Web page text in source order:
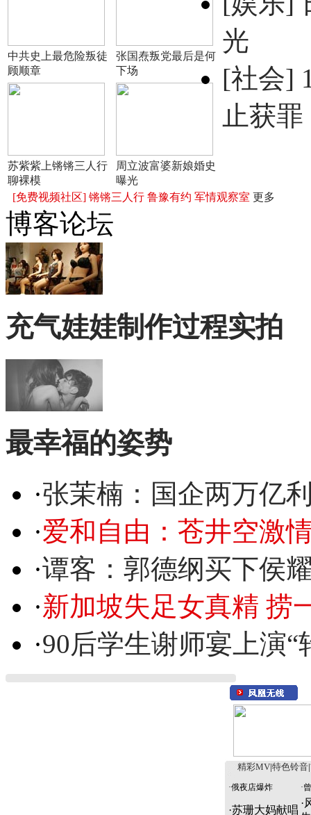
中共史上最危险叛徒
顾顺章
张国焘叛党最后是何
下场
苏紫紫上锵锵三人行
聊裸模
周立波富婆新娘婚史
曝光
光
[社会]
止获罪
[免费视频社区] 锵锵三人行 鲁豫有约 军情观察室 更多
博客论坛
充气娃娃制作过程实拍
最幸福的姿势
·张茉楠：国企两万亿
·爱和自由：苍井空激
·谭客：郭德纲买下侯
·新加坡失足女真精 捞
·90后学生谢师宴上演“
精彩MV 特色铃音
·俄夜店爆炸 ·
·苏珊大妈献唱
·